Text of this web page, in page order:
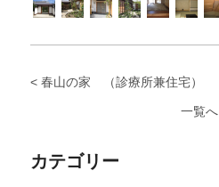
< 春山の家 （診療所兼住宅）
一覧へ
カテゴリー